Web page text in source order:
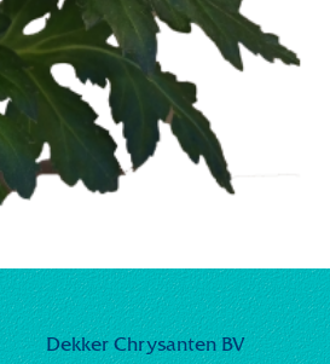
Dekker Chrysanten BV